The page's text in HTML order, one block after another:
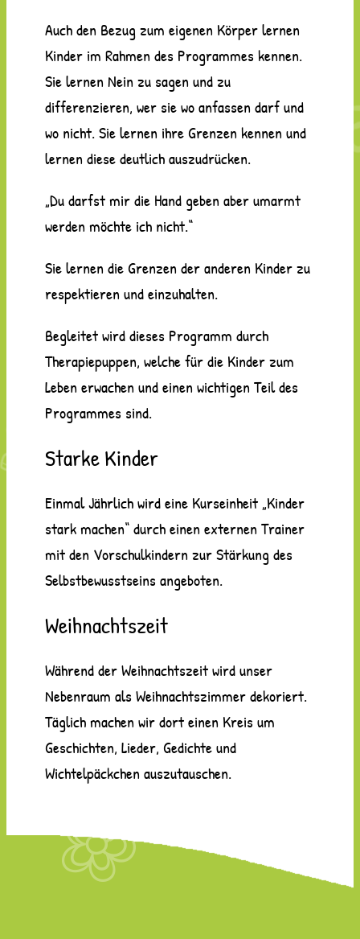
Auch den Bezug zum eigenen Körper lernen
Kinder im Rahmen des Programmes kennen.
Sie lernen Nein zu sagen und zu
differenzieren, wer sie wo anfassen darf und
wo nicht. Sie lernen ihre Grenzen kennen und
lernen diese deutlich auszudrücken.
„Du darfst mir die Hand geben aber umarmt
werden möchte ich nicht.“
Sie lernen die Grenzen der anderen Kinder zu
respektieren und einzuhalten.
Begleitet wird dieses Programm durch
Therapiepuppen, welche für die Kinder zum
Leben erwachen und einen wichtigen Teil des
Programmes sind.
Starke Kinder
Einmal Jährlich wird eine Kurseinheit „Kinder
stark machen“ durch einen externen Trainer
mit den Vorschulkindern zur Stärkung des
Selbstbewusstseins angeboten.
Weihnachtszeit
Während der Weihnachtszeit wird unser
Nebenraum als Weihnachtszimmer dekoriert.
Täglich machen wir dort einen Kreis um
Geschichten, Lieder, Gedichte und
Wichtelpäckchen auszutauschen.